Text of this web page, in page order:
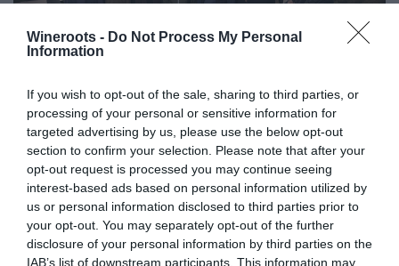
Wineroots - Do Not Process My Personal
Information
If you wish to opt-out of the sale, sharing to third parties, or
processing of your personal or sensitive information for
targeted advertising by us, please use the below opt-out
section to confirm your selection. Please note that after your
opt-out request is processed you may continue seeing
interest-based ads based on personal information utilized by
us or personal information disclosed to third parties prior to
your opt-out. You may separately opt-out of the further
disclosure of your personal information by third parties on the
IAB’s list of downstream participants. This information may
Rotaria, una piattaforma enoculturale
nel cuore del Roero
A Pollenzo si presenta un nuovo collettivo di 18 produttori
pronto a dare nuovi strumenti di promozione per il territorio
del Roero e del Nebbiolo In...